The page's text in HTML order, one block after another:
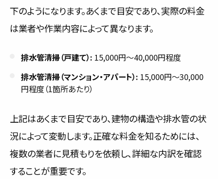
下のようになります。あくまで目安であり、実際の料金
は業者や作業内容によって異なります。
排水管清掃（戸建て）: 15,000円～40,000円程度
排水管清掃（マンション・アパート）: 15,000円～30,000
円程度（1箇所あたり）
上記はあくまで目安であり、建物の構造や排水管の状
況によって変動します。正確な料金を知るためには、
複数の業者に見積もりを依頼し、詳細な内訳を確認
することが重要です。